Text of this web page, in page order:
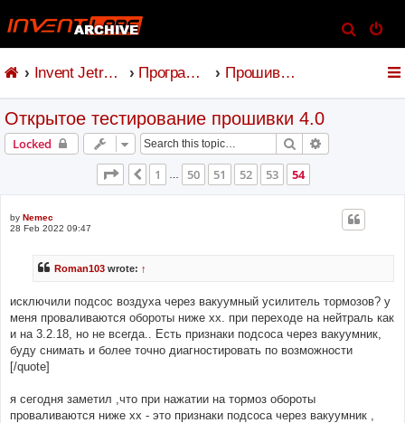
e
Invent Jetronic Программное обеспечение Прошивка и коммандер
Открытое тестирование прошивки 4.0
Locked Search
Page
54 of 54
Previous
1 50 51 52 53 54
by Nemec
28 Feb 2022 09:47
Roman103 wrote: ↑
исключили подсос воздуха через вакуумный усилитель тормозов? у
меня проваливаются обороты ниже хх. при переходе на нейтраль как
и на 3.2.18, но не всегда.. Есть признаки подсоса через вакуумник,
буду снимать и более точно диагностировать по возможности
[/quote]
я сегодня заметил ,что при нажатии на тормоз обороты
проваливаются ниже хх - это признаки подсоса через вакуумник ,